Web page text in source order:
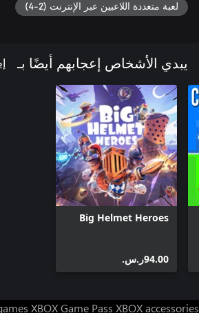
لعبة متعددة اللاعبين عبر الإنترنت (2-4)
يبدي الأشخاص إعجابهم أيضًا بـ
Big Helmet Heroes
‪ر.س.‏‎94.00‬
XBOX Game Pass XBOX accessories